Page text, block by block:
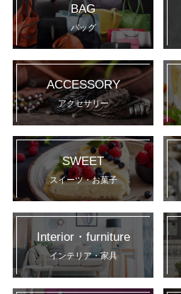
BAG
バッグ
ACCESSORY
アクセサリー
SWEET
スイーツ・お菓子
Interior・furniture
インテリア・家具